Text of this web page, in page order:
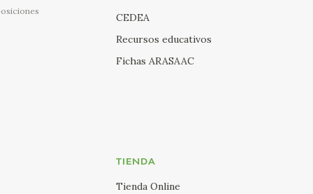
TIENDA
Tienda Online
CEDEA
Recursos educativos
Fichas ARASAAC